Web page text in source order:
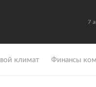
7
климат Финансы